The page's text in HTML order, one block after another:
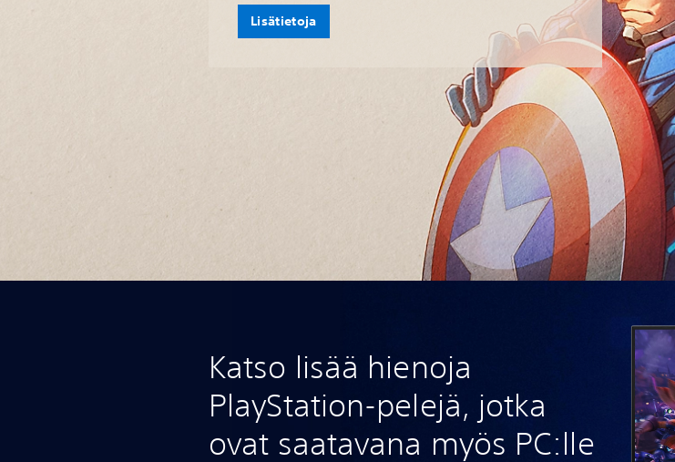
Lisätietoja
Katso lisää hienoja
PlayStation-pelejä, jotka
ovat saatavana myös PC:lle